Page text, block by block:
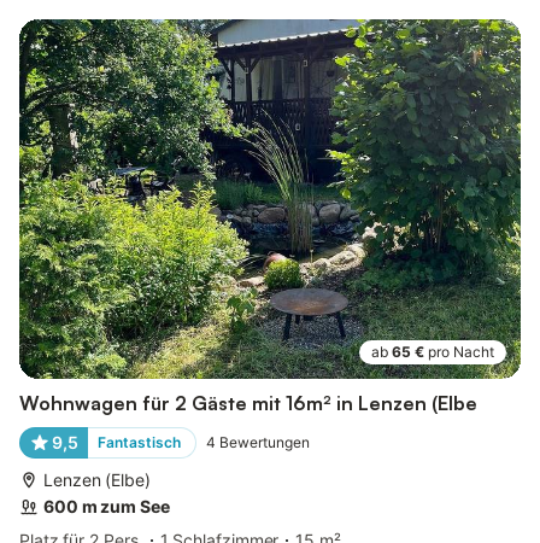
ab 65 € pro Nacht
Wohnwagen für 2 Gäste mit 16m² in Lenzen (Elbe
9,5 Fantastisch 4 Bewertungen
Lenzen (Elbe)
600 m zum See